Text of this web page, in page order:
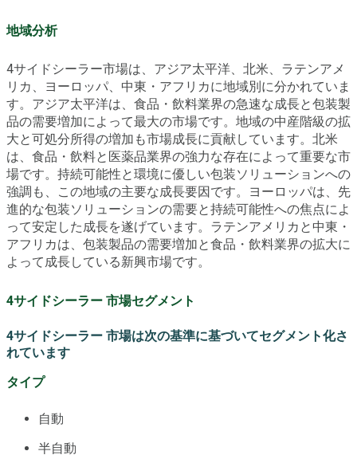
地域分析
4サイドシーラー市場は、アジア太平洋、北米、ラテンアメ
リカ、ヨーロッパ、中東・アフリカに地域別に分かれていま
す。アジア太平洋は、食品・飲料業界の急速な成長と包装製
品の需要増加によって最大の市場です。地域の中産階級の拡
大と可処分所得の増加も市場成長に貢献しています。北米
は、食品・飲料と医薬品業界の強力な存在によって重要な市
場です。持続可能性と環境に優しい包装ソリューションへの
強調も、この地域の主要な成長要因です。ヨーロッパは、先
進的な包装ソリューションの需要と持続可能性への焦点によ
って安定した成長を遂げています。ラテンアメリカと中東・
アフリカは、包装製品の需要増加と食品・飲料業界の拡大に
よって成長している新興市場です。
4サイドシーラー 市場セグメント
4サイドシーラー 市場は次の基準に基づいてセグメント化さ
れています
タイプ
自動
半自動